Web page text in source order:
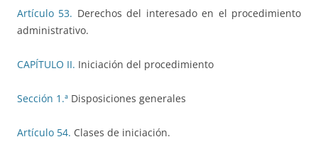
Artículo 53. Derechos del interesado en el procedimiento
administrativo.
CAPÍTULO II. Iniciación del procedimiento
Sección 1.ª Disposiciones generales
Artículo 54. Clases de iniciación.